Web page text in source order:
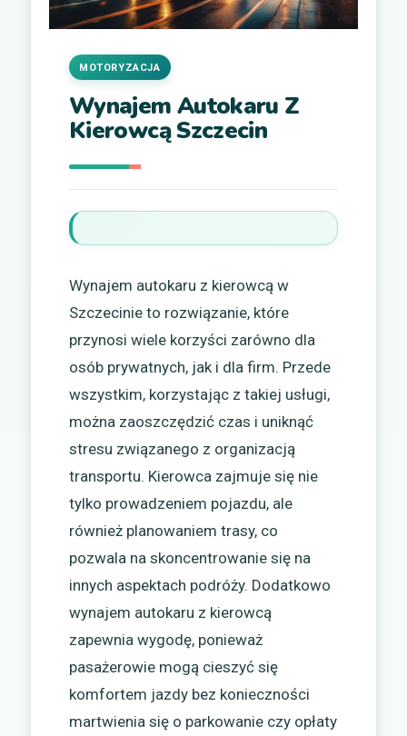
Wynajem Autokaru Z
Kierowcą Szczecin
MOTORYZACJA
Wynajem autokaru z kierowcą w
Szczecinie to rozwiązanie, które
przynosi wiele korzyści zarówno dla
osób prywatnych, jak i dla firm. Przede
wszystkim, korzystając z takiej usługi,
można zaoszczędzić czas i uniknąć
stresu związanego z organizacją
transportu. Kierowca zajmuje się nie
tylko prowadzeniem pojazdu, ale
również planowaniem trasy, co
pozwala na skoncentrowanie się na
innych aspektach podróży. Dodatkowo
wynajem autokaru z kierowcą
zapewnia wygodę, ponieważ
pasażerowie mogą cieszyć się
komfortem jazdy bez konieczności
martwienia się o parkowanie czy opłaty